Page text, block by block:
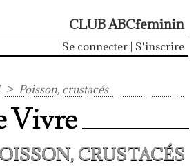
CLUB ABCfeminin
Se connecter S'inscrire
> Poisson, crustacés
CRUSTACÉS